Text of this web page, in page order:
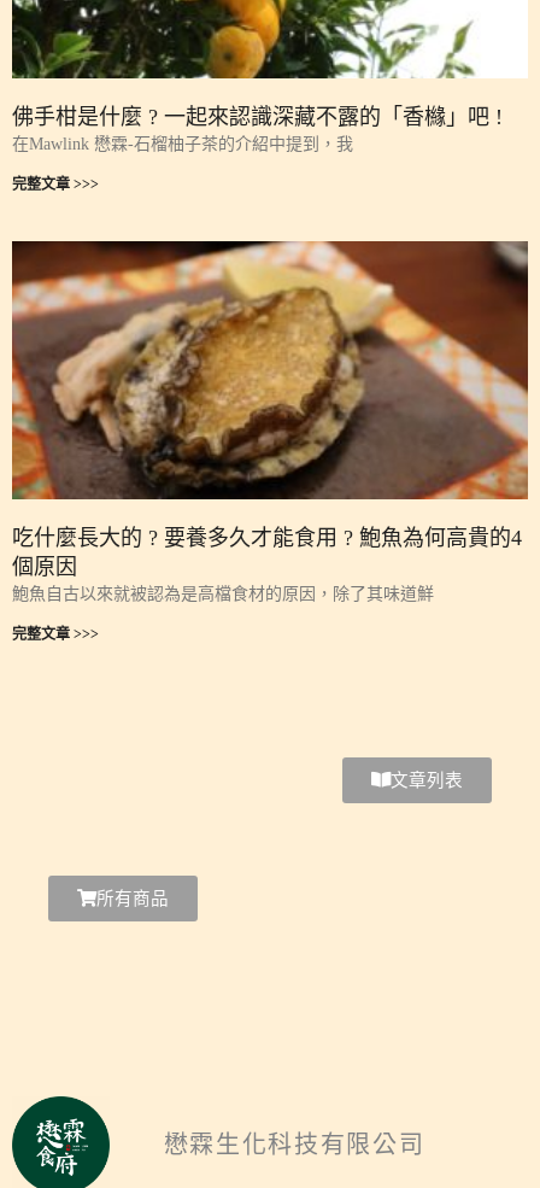
佛手柑是什麼 ? 一起來認識深藏不露的「香櫞」吧 !
在Mawlink 懋霖-石榴柚子茶的介紹中提到，我
完整文章 >>>
吃什麼長大的 ? 要養多久才能食用 ? 鮑魚為何高貴的4
個原因
鮑魚自古以來就被認為是高檔食材的原因，除了其味道鮮
完整文章 >>>
文章列表
所有商品
懋霖生化科技有限公司